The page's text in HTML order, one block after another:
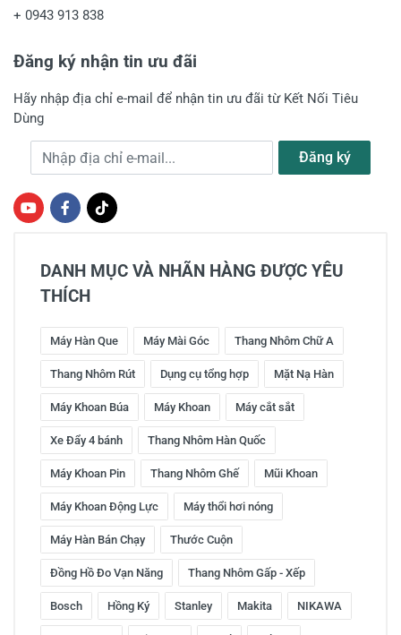
+ 0943 913 838
Đăng ký nhận tin ưu đãi
Hãy nhập địa chỉ e-mail để nhận tin ưu đãi từ Kết Nối Tiêu
Dùng
Địa chỉ e-mail Đăng ký
DANH MỤC VÀ NHÃN HÀNG ĐƯỢC YÊU
THÍCH
Máy Hàn Que Máy Mài Góc Thang Nhôm Chữ A
Thang Nhôm Rút Dụng cụ tổng hợp Mặt Nạ Hàn
Máy Khoan Búa Máy Khoan Máy cắt sắt
Xe Đẩy 4 bánh Thang Nhôm Hàn Quốc
Máy Khoan Pin Thang Nhôm Ghế Mũi Khoan
Máy Khoan Động Lực Máy thổi hơi nóng
Máy Hàn Bán Chạy Thước Cuộn
Đồng Hồ Đo Vạn Năng Thang Nhôm Gấp - Xếp
Bosch Hồng Ký Stanley Makita NIKAWA